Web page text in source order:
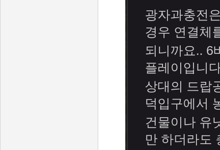
광자과충전
경우 연결체
되니까요.. 6
플레이입니
상대의 드랍
덕입구에서
건물이나 유
만 하더라도